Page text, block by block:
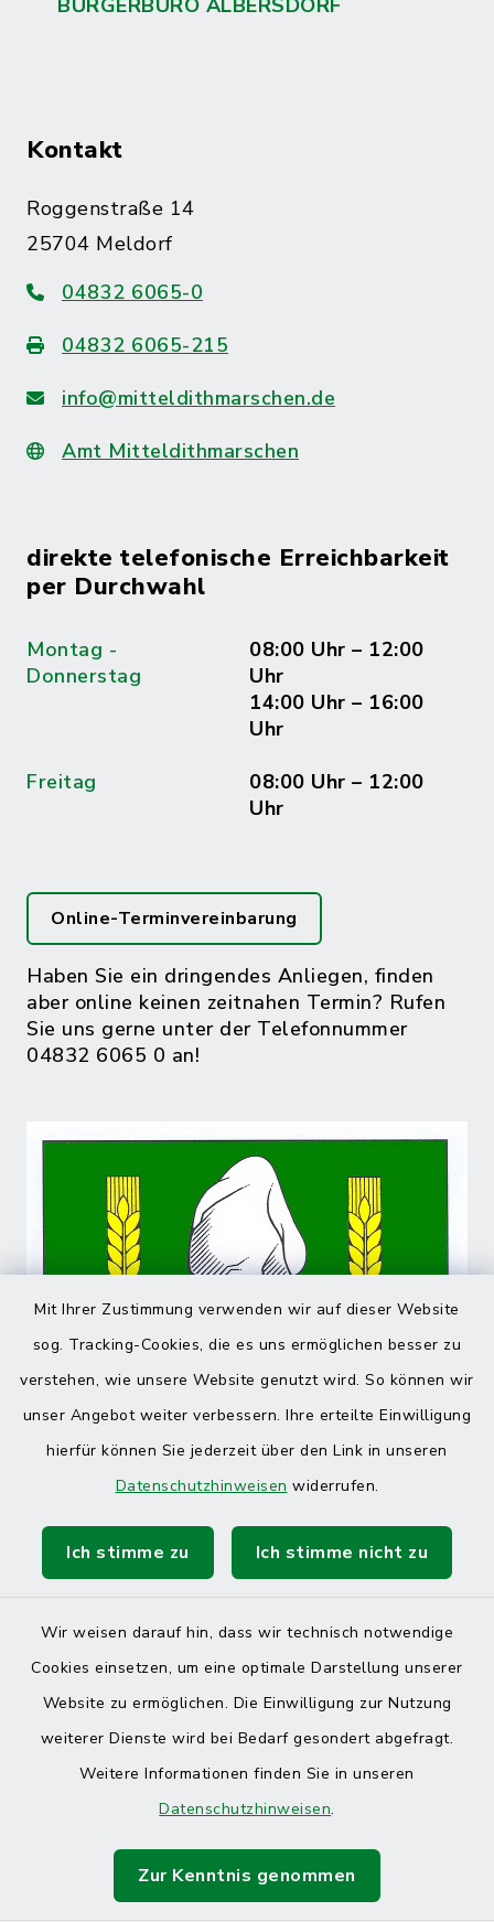
Mit Ihrer Zustimmung verwenden wir auf dieser Website
sog. Tracking-Cookies, die es uns ermöglichen besser zu
verstehen, wie unsere Website genutzt wird. So können wir
unser Angebot weiter verbessern. Ihre erteilte Einwilligung
hierfür können Sie jederzeit über den Link in unseren
Datenschutzhinweisen widerrufen.
Ich stimme zu Ich stimme nicht zu
Wir weisen darauf hin, dass wir technisch notwendige
Cookies einsetzen, um eine optimale Darstellung unserer
Website zu ermöglichen. Die Einwilligung zur Nutzung
weiterer Dienste wird bei Bedarf gesondert abgefragt.
Weitere Informationen finden Sie in unseren
Datenschutzhinweisen.
Zur Kenntnis genommen
BÜRGERBÜRO ALBERSDORF
Kontakt
Roggenstraße 14
25704 Meldorf
04832 6065-0
04832 6065-215
info@mitteldithmarschen.de
Amt Mitteldithmarschen
direkte telefonische Erreichbarkeit
per Durchwahl
Montag -
Donnerstag
08:00 Uhr – 12:00
Uhr
14:00 Uhr – 16:00
Uhr
Freitag
08:00 Uhr – 12:00
Uhr
Online-Terminvereinbarung
Haben Sie ein dringendes Anliegen, finden
aber online keinen zeitnahen Termin? Rufen
Sie uns gerne unter der Telefonnummer
04832 6065 0 an!
Barrierefreiheit